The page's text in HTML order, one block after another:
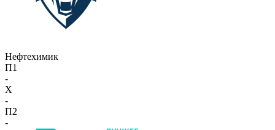
Нефтехимик
П1
-
X
-
П2
-